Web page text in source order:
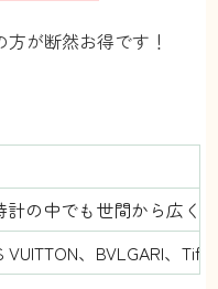
が断然お得です！
計の中でも世間から広く
、BVLGARI、